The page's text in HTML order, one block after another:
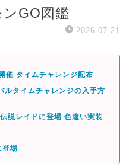
GO図鑑
2026-07-21
催 タイムチャレンジ配布
ルタイムチャレンジの入手方
説レイドに登場 色違い実装
登場